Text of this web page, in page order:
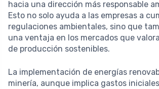
hacia una dirección más responsable
Esto no solo ayuda a las empresas a
regulaciones ambientales, sino que
una ventaja en los mercados que
de producción sostenibles.
La implementación de energías
minería, aunque implica gastos